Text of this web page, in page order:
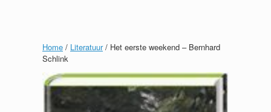
Home / Literatuur/ Het eerste weekend – Bernhard
Schlink